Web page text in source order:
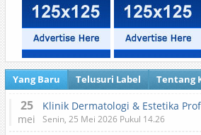
Yang Baru Telusuri Label Tentang
25
mei Senin, 25 Mei 2026 Pukul 14.26